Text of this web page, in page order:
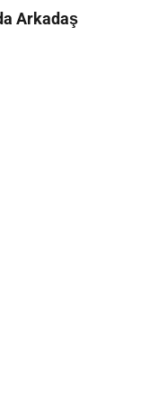
Arkadaş